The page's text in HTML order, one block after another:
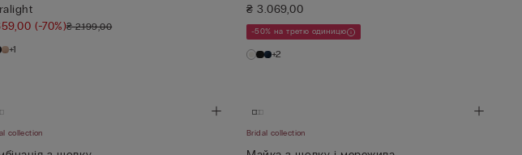
(-70%)₴ 2.199,00
+1
₴ 3.069,00
-50% на третю одиницю
+2
collection Bridal collection